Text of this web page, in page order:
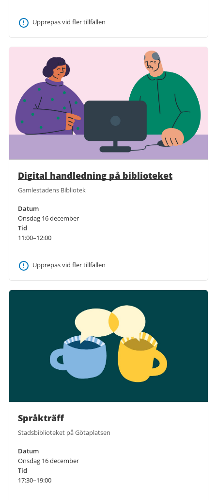
Upprepas vid fler tillfällen
Digital handledning på biblioteket
Gamlestadens Bibliotek
Datum
Onsdag 16 december
Tid
11:00–12:00
Upprepas vid fler tillfällen
Språkträff
Stadsbiblioteket på Götaplatsen
Datum
Onsdag 16 december
Tid
17:30–19:00